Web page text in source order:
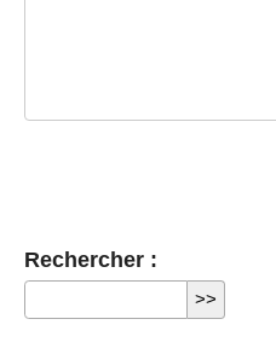
Rechercher :